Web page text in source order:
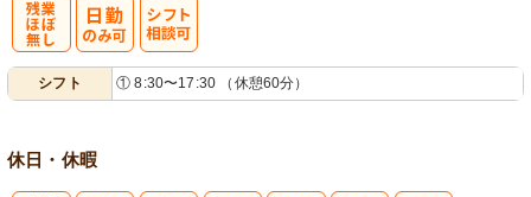
シフト ① 8:30〜17:30 （休憩60分）
休日・休暇